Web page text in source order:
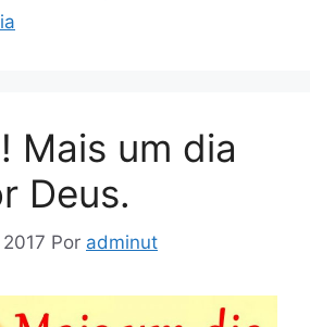
Mais um dia
Deus.
Por adminut